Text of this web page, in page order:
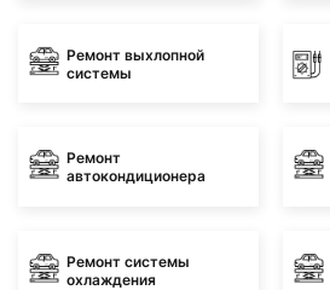
Ремонт выхлопной
системы
Ремонт
автокондиционера
Ремонт системы
охлаждения